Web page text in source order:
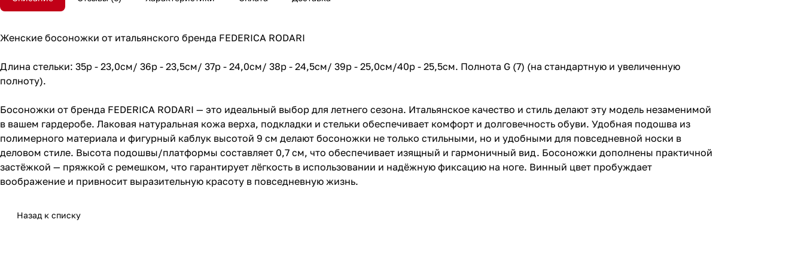
Женские босоножки от итальянского бренда FEDERICA RODARI
Длина стельки: 35р - 23,0см/ 36р - 23,5см/ 37р - 24,0см/ 38р - 24,5см/ 39р - 25,0см/40р - 25,5см. Полнота G (7) (на стандартную и увеличенную
полноту).
Босоножки от бренда FEDERICA RODARI — это идеальный выбор для летнего сезона. Итальянское качество и стиль делают эту модель незаменимой
в вашем гардеробе. Лаковая натуральная кожа верха, подкладки и стельки обеспечивает комфорт и долговечность обуви. Удобная подошва из
полимерного материала и фигурный каблук высотой 9 см делают босоножки не только стильными, но и удобными для повседневной носки в
деловом стиле. Высота подошвы/платформы составляет 0,7 см, что обеспечивает изящный и гармоничный вид. Босоножки дополнены практичной
застёжкой — пряжкой с ремешком, что гарантирует лёгкость в использовании и надёжную фиксацию на ноге. Винный цвет пробуждает
воображение и привносит выразительную красоту в повседневную жизнь.
Назад к списку